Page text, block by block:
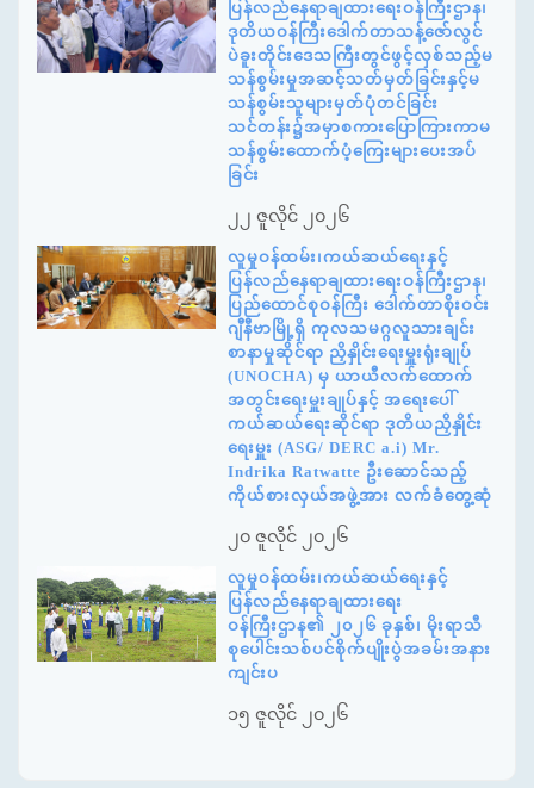
ပြန်လည်နေရာချထားရေးဝန်ကြီးဌာန၊
ဒုတိယဝန်ကြီးဒေါက်တာသန့်ဇော်လွင်
ပဲခူးတိုင်းဒေသကြီးတွင်ဖွင့်လှစ်သည့်မ
သန်စွမ်းမှုအဆင့်သတ်မှတ်ခြင်းနှင့်မ
သန်စွမ်းသူများမှတ်ပုံတင်ခြင်း
သင်တန်း၌အမှာစကားပြောကြားကာမ
သန်စွမ်းထောက်ပံ့ကြေးများပေးအပ်
ခြင်း
၂၂ ဇူလိုင် ၂၀၂၆
လူမှုဝန်ထမ်း၊ကယ်ဆယ်ရေးနှင့်
ပြန်လည်နေရာချထားရေးဝန်ကြီးဌာန၊
ပြည်ထောင်စုဝန်ကြီး ဒေါက်တာစိုးဝင်း
ဂျီနီဗာမြို့ရှိ ကုလသမဂ္ဂလူသားချင်း
စာနာမှုဆိုင်ရာ ညှိနှိုင်းရေးမှူးရုံးချုပ်
(UNOCHA) မှ ယာယီလက်ထောက်
အတွင်းရေးမှူးချုပ်နှင့် အရေးပေါ်
ကယ်ဆယ်ရေးဆိုင်ရာ ဒုတိယညှိနှိုင်း
ရေးမှူး (ASG/ DERC a.i) Mr.
Indrika Ratwatte ဦးဆောင်သည့်
ကိုယ်စားလှယ်အဖွဲ့အား လက်ခံတွေ့ဆုံ
၂၀ ဇူလိုင် ၂၀၂၆
လူမှုဝန်ထမ်း၊ကယ်ဆယ်ရေးနှင့်
ပြန်လည်နေရာချထားရေး
ဝန်ကြီးဌာန၏ ၂၀၂၆ ခုနှစ်၊ မိုးရာသီ
စုပေါင်းသစ်ပင်စိုက်ပျိုးပွဲအခမ်းအနား
ကျင်းပ
၁၅ ဇူလိုင် ၂၀၂၆